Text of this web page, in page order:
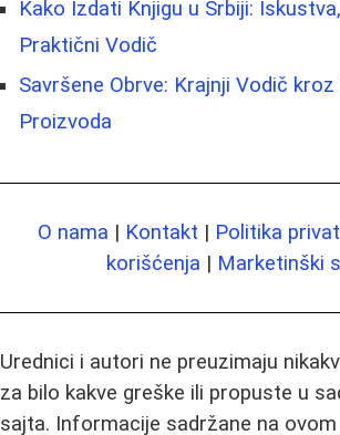
Kako Izdati Knjigu u Srbiji:
Praktični Vodič
Savršene Obrve: Krajnji Vodič
Proizvoda
O nama | Kontakt | Politika
korišćenja | Marketinški
Urednici i autori ne preuzimaju
za bilo kakve greške ili propuste u
sajta. Informacije sadržane na